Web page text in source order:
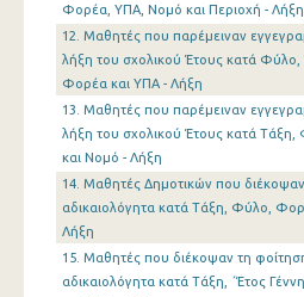
Φορέα, ΥΠΑ, Νομό και Περιοχή - Λήξη
12. Μαθητές που παρέμειναν
λήξη του σχολικού Έτους κατά Φύλο,
Φορέα και ΥΠΑ - Λήξη
13. Μαθητές που παρέμειναν
λήξη του σχολικού Έτους κατά
και Νομό - Λήξη
14. Μαθητές Δημοτικών που
αδικαιολόγητα κατά Τάξη, Φύλο,
Λήξη
15. Μαθητές που διέκοψαν τη
αδικαιολόγητα κατά Τάξη, ΄Έτος